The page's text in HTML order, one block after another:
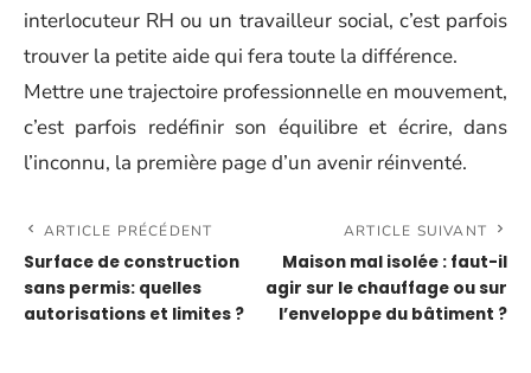
interlocuteur RH ou un travailleur social, c’est parfois
trouver la petite aide qui fera toute la différence.
Mettre une trajectoire professionnelle en mouvement,
c’est parfois redéfinir son équilibre et écrire, dans
l’inconnu, la première page d’un avenir réinventé.
ARTICLE PRÉCÉDENT
Surface de construction
sans permis: quelles
autorisations et limites ?
ARTICLE SUIVANT
Maison mal isolée : faut-il
agir sur le chauffage ou sur
l’enveloppe du bâtiment ?